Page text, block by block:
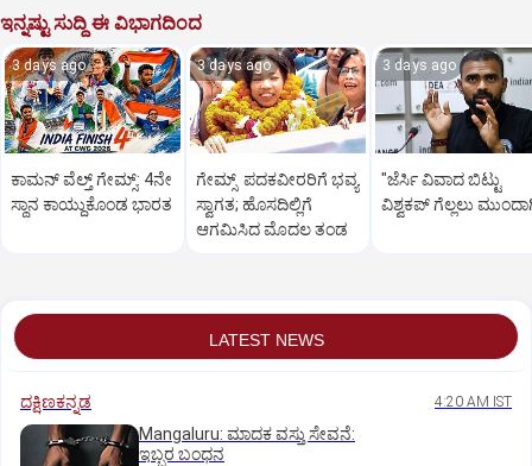
ಇನ್ನಷ್ಟು ಸುದ್ದಿ ಈ ವಿಭಾಗದಿಂದ
3 days ago
ಕಾಮನ್ ವೆಲ್ತ್ ಗೇಮ್ಸ್: 4ನೇ
ಸ್ಥಾನ ಕಾಯ್ದುಕೊಂಡ ಭಾರತ
3 days ago
ಗೇಮ್ಸ್‌ ಪದಕವೀರರಿಗೆ ಭವ್ಯ
ಸ್ವಾಗತ; ಹೊಸದಿಲ್ಲಿಗೆ
ಆಗಮಿಸಿದ ಮೊದಲ ತಂಡ
3 days ago
"ಜೆರ್ಸಿ ವಿವಾದ ಬಿಟ್ಟು
ವಿಶ್ವಕಪ್‌ ಗೆಲ್ಲಲು
LATEST NEWS
ದಕ್ಷಿಣಕನ್ನಡ 4:20 AM IST
Mangaluru: ಮಾದಕ ವಸ್ತು ಸೇವನೆ:
ಇಬ್ಬರ ಬಂಧನ